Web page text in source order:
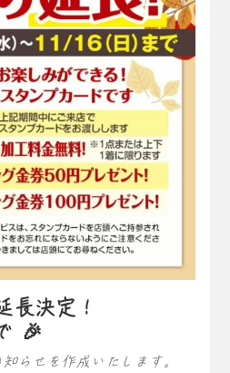
長決定！
🎉
らせを作成いたします。